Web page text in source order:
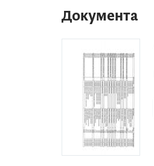
Документа